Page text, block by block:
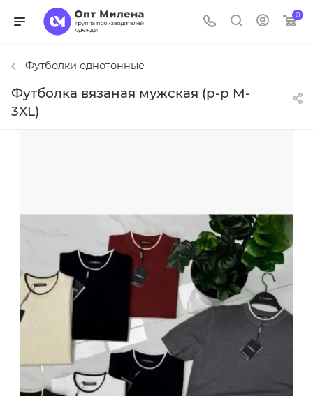
0
Футболки однотонные
Футболка вязаная мужская (р-р M-
3XL)